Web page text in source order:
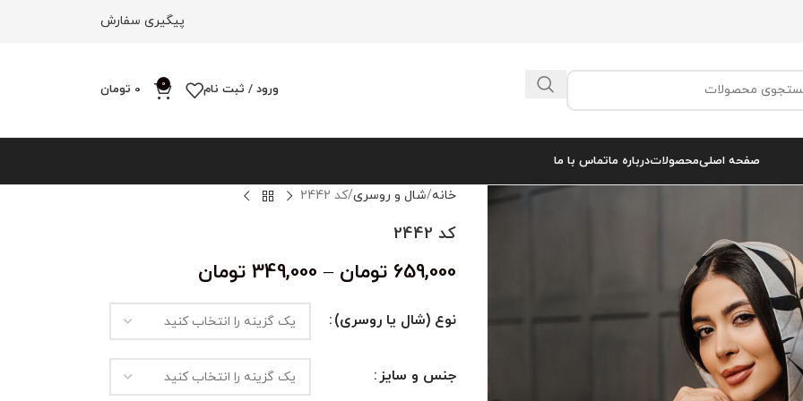
پیگیری سفارش
ورود / ثبت نام 0
0 تومان
صفحه اصلیمحصولاتدرباره ماتماس با ما
خانه شال و روسری کد 2442
کد 2442
659,000 تومان –
349,000 تومان
نوع (شال یا روسری)
جنس و سایز